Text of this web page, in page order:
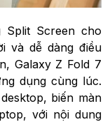
Split Screen cho
và dễ dàng điều
Galaxy Z Fold 7
dụng cùng lúc.
biến màn
với nội dung